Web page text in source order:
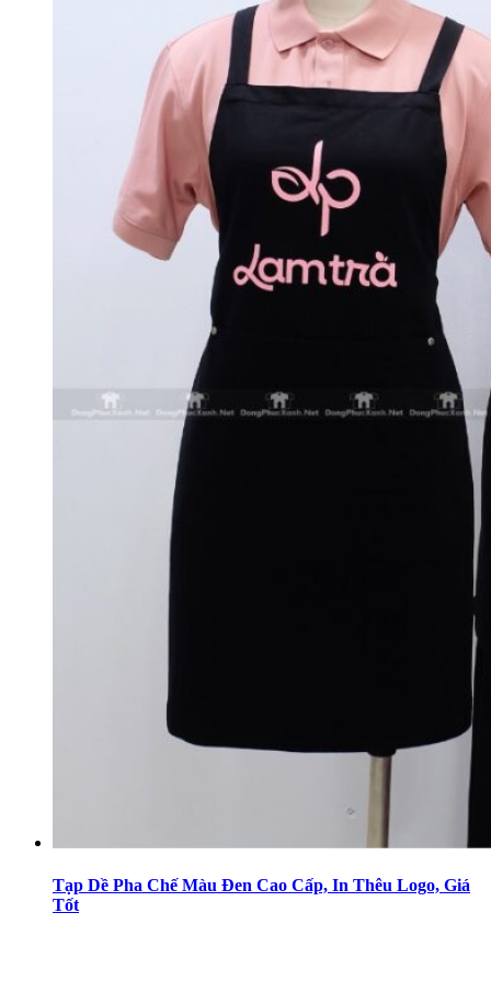
Tạp Dề Pha Chế Màu Đen Cao Cấp, In Thêu Logo, Giá
Tốt